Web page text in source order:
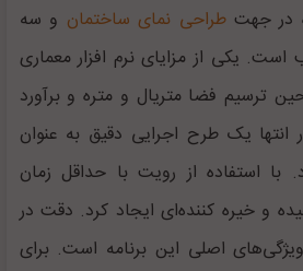
در جهتطراحی نمای ساختمان و سه
یکی از مزایای نرم افزار معماری
ترسیم فضا متریال و متره و برآورد
یک طرح اجرایی دقیق به عنوان
استفاده از رویت با حداقل زمان
و خیره کننده‌ای ایجاد کرد. دقت در
اصلی این برنامه است. برای